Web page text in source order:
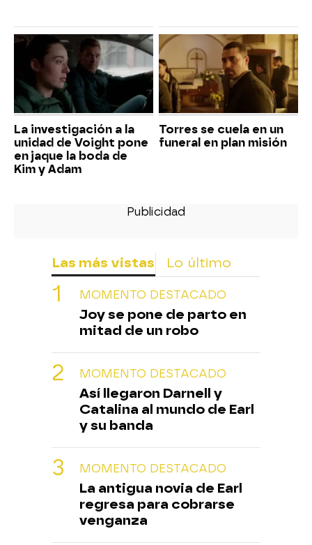
La investigación a la
unidad de Voight pone
en jaque la boda de
Kim y Adam
Torres se cuela en un
funeral en plan misión
Las más vistas Lo último
MOMENTO DESTACADO
Joy se pone de parto en
mitad de un robo
MOMENTO DESTACADO
Así llegaron Darnell y
Catalina al mundo de Earl
y su banda
MOMENTO DESTACADO
La antigua novia de Earl
regresa para cobrarse
venganza